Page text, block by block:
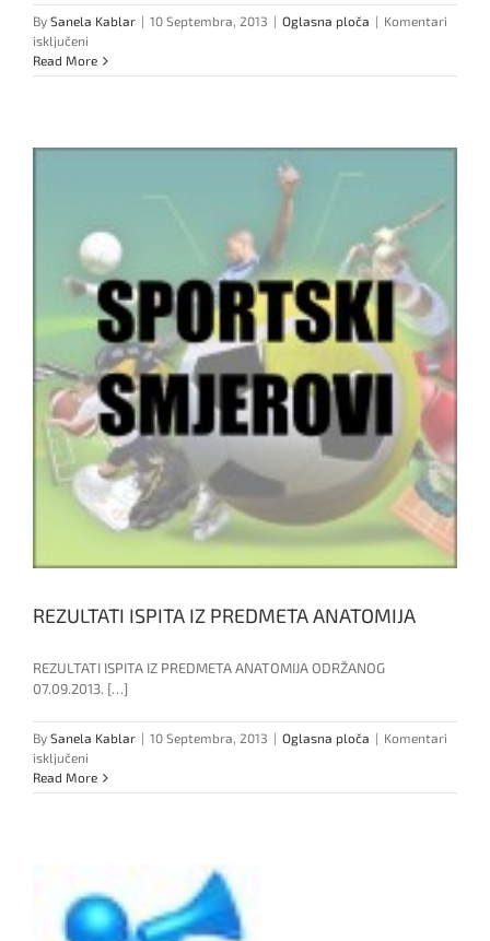
By Sanela Kablar | 10 Septembra, 2013 | Oglasna ploča | Komentari
isključeni
Info:
Rezultati
psihologije
Read More
REZULTATI ISPITA IZ PREDMETA ANATOMIJA
REZULTATI ISPITA IZ PREDMETA ANATOMIJA ODRŽANOG
07.09.2013. […]
By Sanela Kablar | 10 Septembra, 2013 | Oglasna ploča | Komentari
isključeni
REZULTATI
ISPITA
Read More